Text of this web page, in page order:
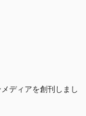
ディアを創刊しまし